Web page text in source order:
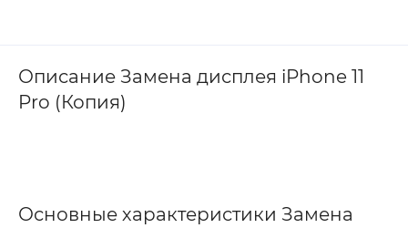
Описание Замена дисплея iPhone 11
Pro (Копия)
Основные характеристики Замена